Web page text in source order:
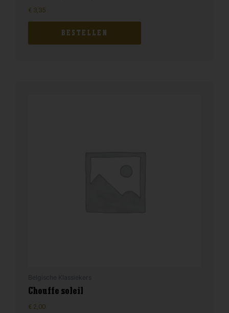
€ 3,35
BESTELLEN
Chouffe soleil
€ 2,00